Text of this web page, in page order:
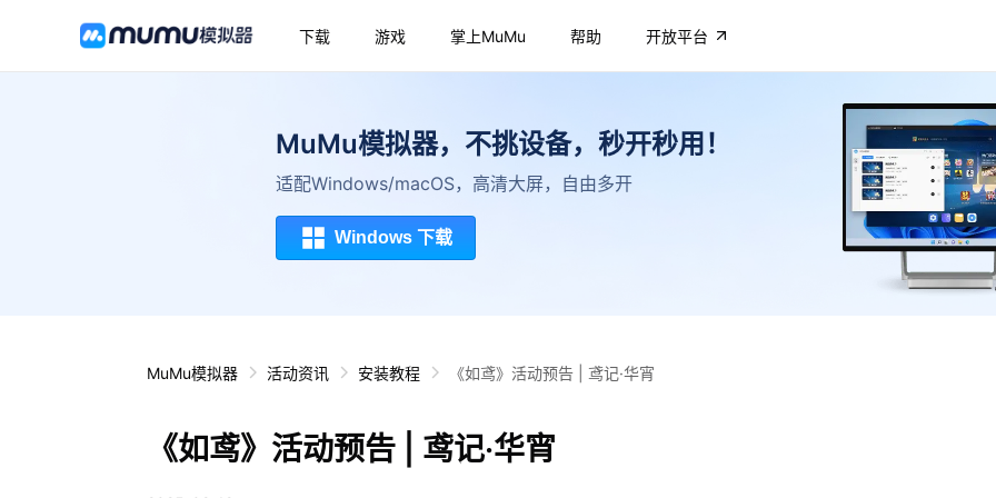
下载 游戏 掌上MuMu 帮助 开放平台
MuMu模拟器，不挑设备，秒开秒用！
适配Windows/macOS，高清大屏，自由多开
Windows 下载
MuMu模拟器 活动资讯 安装教程 《如鸢》活动预告 | 鸢记·华宵
《如鸢》活动预告 | 鸢记·华宵